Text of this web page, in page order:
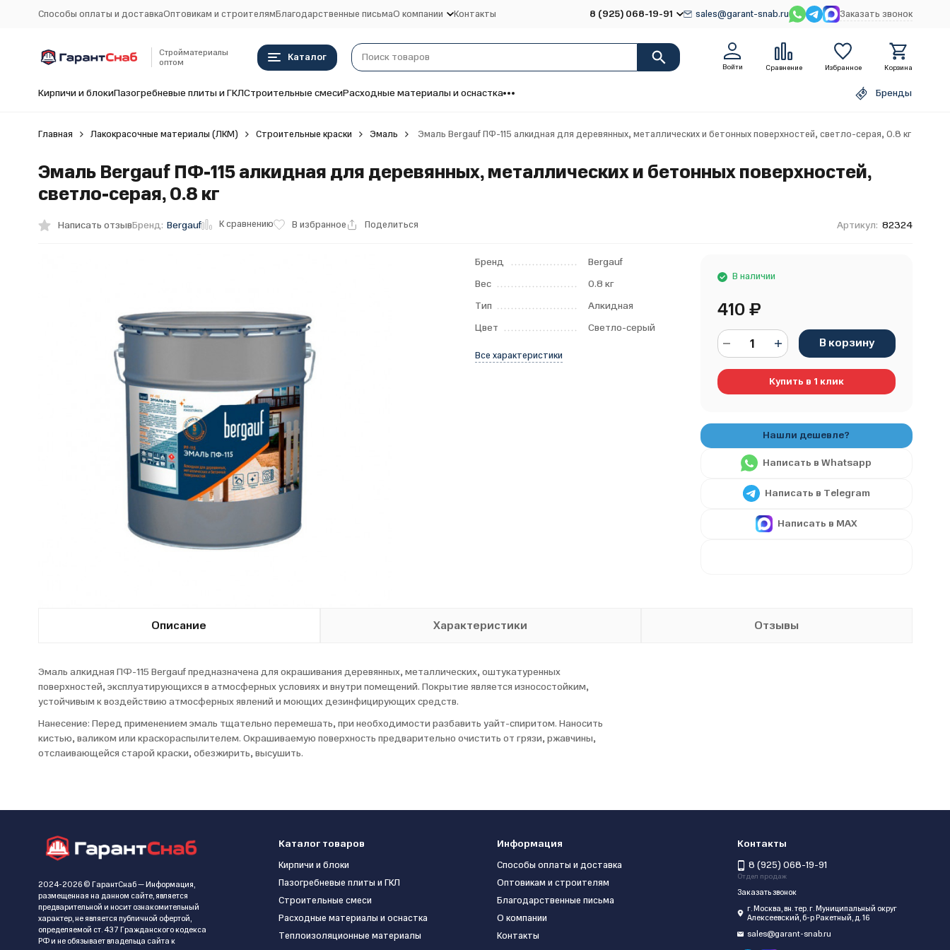
Способы оплаты и доставкаОптовикам и строителямБлагодарственные письмаО компании Контакты 8 (925) 068-19-91 sales@garant-snab.ru Заказать звонок
Стройматериалы
оптом
Каталог
Войти Сравнение Избранное Корзина
Кирпичи и блокиПазогребневые плиты и ГКЛСтроительные смесиРасходные материалы и оснастка Бренды
Главная Лакокрасочные материалы (ЛКМ) Строительные краски Эмаль Эмаль Bergauf ПФ-115 алкидная для деревянных, металлических и бетонных поверхностей, светло-серая, 0.8 кг
Эмаль Bergauf ПФ-115 алкидная для деревянных, металлических и бетонных поверхностей,
светло-серая, 0.8 кг
Написать отзывБренд: Bergauf К сравнению В избранное Поделиться Артикул: 82324
Бренд
Bergauf
Вес
0.8 кг
Тип
Алкидная
Цвет
Светло-серый
Все характеристики
В наличии
410₽
В корзину
Купить в 1 клик
Написать в Whatsapp
Написать в Telegram
Написать в MAX
Описание Характеристики Отзывы
Эмаль алкидная ПФ-115 Bergauf предназначена для окрашивания деревянных, металлических, оштукатуренных
поверхностей, эксплуатирующихся в атмосферных условиях и внутри помещений. Покрытие является износостойким,
устойчивым к воздействию атмосферных явлений и моющих дезинфицирующих средств.
Нанесение: Перед применением эмаль тщательно перемешать, при необходимости разбавить уайт-спиритом. Наносить
кистью, валиком или краскораспылителем. Окрашиваемую поверхность предварительно очистить от грязи, ржавчины,
отслаивающейся старой краски, обезжирить, высушить.
2024-2026 © ГарантСнаб — Информация,
размещенная на данном сайте, является
предварительной и носит ознакомительный
характер, не является публичной офертой,
определяемой ст. 437 Гражданского кодекса
РФ и не обязывает владельца сайта к
Каталог товаров
Кирпичи и блоки
Пазогребневые плиты и ГКЛ
Строительные смеси
Расходные материалы и оснастка
Теплоизоляционные материалы
Информация
Способы оплаты и доставка
Оптовикам и строителям
Благодарственные письма
О компании
Контакты
Контакты
8 (925) 068-19-91
Отдел продаж
Заказать звонок
г. Москва, вн. тер. г. Муниципальный округ
Алексеевский, б-р Ракетный, д. 16
sales@garant-snab.ru